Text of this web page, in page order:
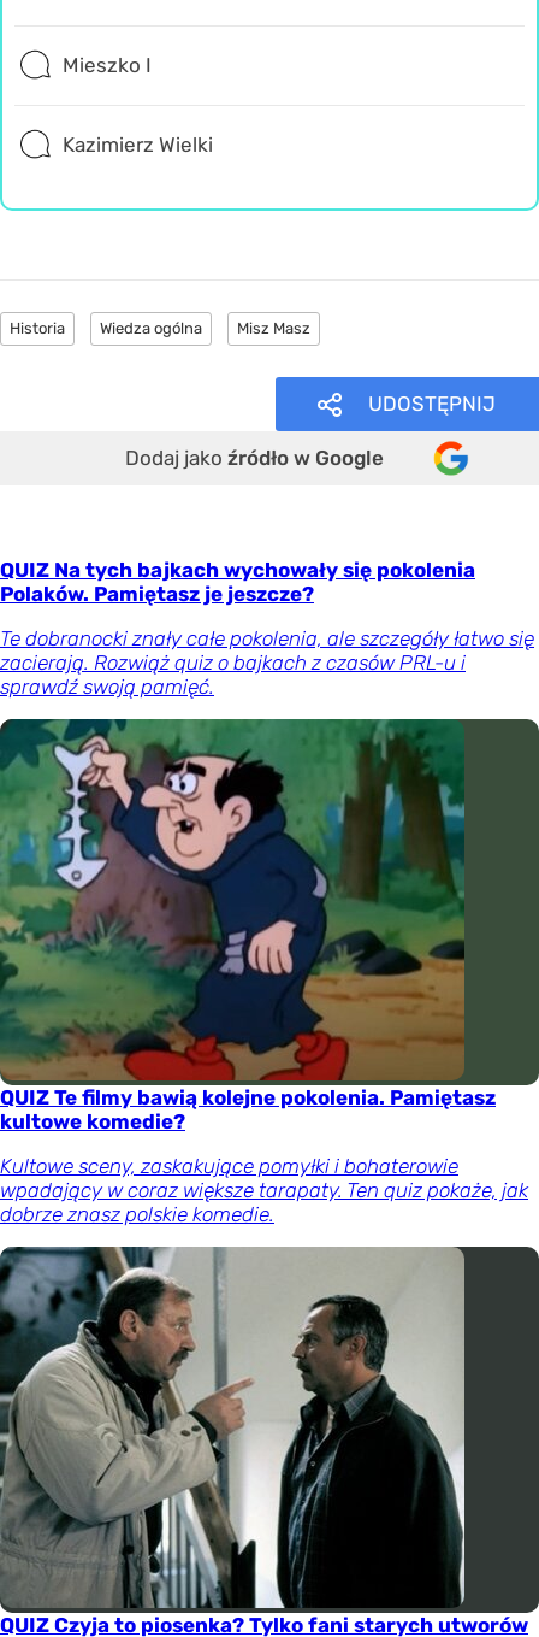
Mieszko I
Kazimierz Wielki
Historia Wiedza ogólna Misz Masz
UDOSTĘPNIJ
Dodaj jako źródło w Google
QUIZ Na tych bajkach wychowały się pokolenia
Polaków. Pamiętasz je jeszcze?
Te dobranocki znały całe pokolenia, ale szczegóły łatwo się
zacierają. Rozwiąż quiz o bajkach z czasów PRL-u i
sprawdź swoją pamięć.
QUIZ Te filmy bawią kolejne pokolenia. Pamiętasz
kultowe komedie?
Kultowe sceny, zaskakujące pomyłki i bohaterowie
wpadający w coraz większe tarapaty. Ten quiz pokaże, jak
dobrze znasz polskie komedie.
QUIZ Czyja to piosenka? Tylko fani starych utworów